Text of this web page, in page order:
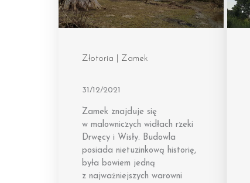
Złotoria | Zamek
31/12/2021
Zamek znajduje się
w malowniczych widłach rzeki
Drwęcy i Wisły. Budowla
posiada nietuzinkową historię,
była bowiem jedną
z najważniejszych warowni